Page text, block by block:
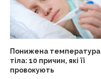
Понижена температура
тіла: 10 причин, які її
провокують